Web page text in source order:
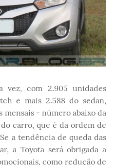
vez, com 2.905 unidades
e mais 2.588 do sedan,
mensais - número abaixo da
carro, que é da ordem de
a tendência de queda das
a Toyota será obrigada a
como redução de